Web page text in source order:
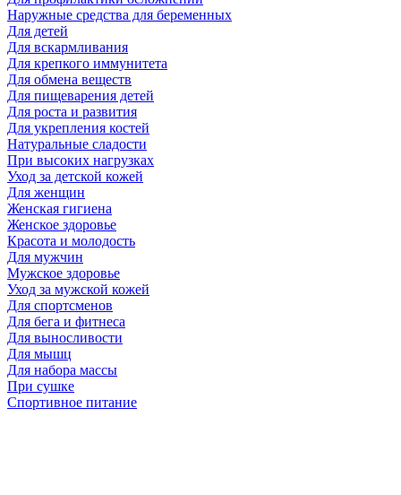
Наружные средства для беременных
Для детей
Для вскармливания
Для крепкого иммунитета
Для обмена веществ
Для пищеварения детей
Для роста и развития
Для укрепления костей
Натуральные сладости
При высоких нагрузках
Уход за детской кожей
Для женщин
Женская гигиена
Женское здоровье
Красота и молодость
Для мужчин
Мужское здоровье
Уход за мужской кожей
Для спортсменов
Для бега и фитнеса
Для выносливости
Для мышц
Для набора массы
При сушке
Спортивное питание